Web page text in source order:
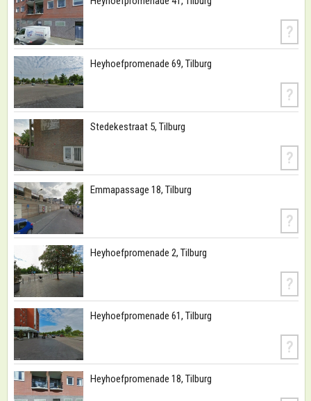
?
Heyhoefpromenade 69, Tilburg
?
Stedekestraat 5, Tilburg
?
Emmapassage 18, Tilburg
?
Heyhoefpromenade 2, Tilburg
?
Heyhoefpromenade 61, Tilburg
?
Heyhoefpromenade 18, Tilburg